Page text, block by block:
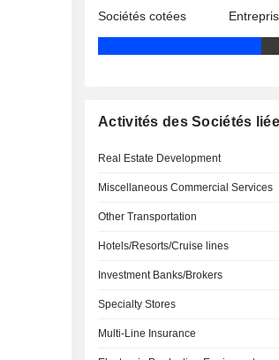
Sociétés cotées
Activités des Sociétés
Real Estate Development
Miscellaneous Commercial Services
Other Transportation
Hotels/Resorts/Cruise lines
Investment Banks/Brokers
Specialty Stores
Multi-Line Insurance